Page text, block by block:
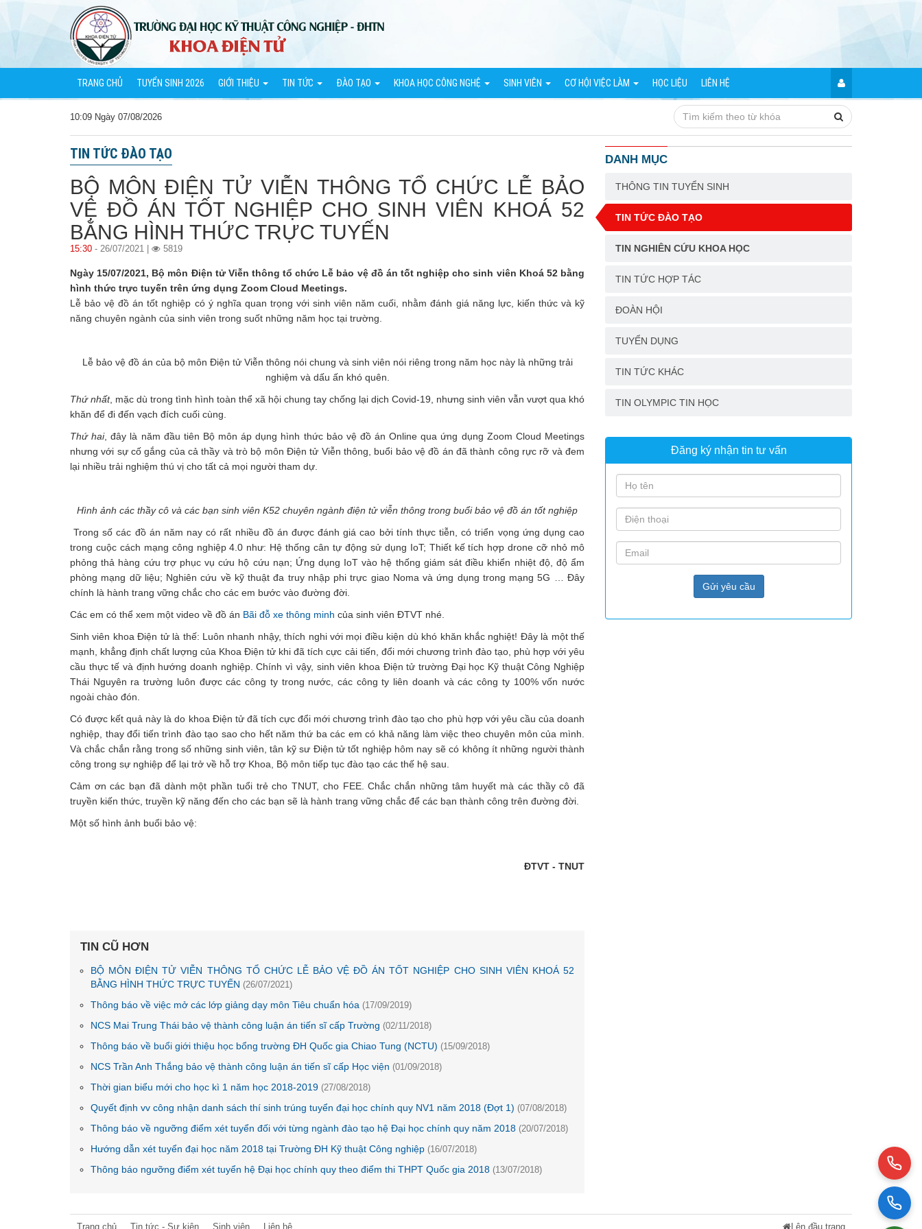
TRANG CHỦ TUYỂN SINH 2026 GIỚI THIỆU TIN TỨC ĐÀO TẠO KHOA HỌC CÔNG NGHỆ SINH VIÊN CƠ HỘI VIỆC LÀM HỌC LIỆU LIÊN HỆ
10:09 Ngày 07/08/2026
TIN TỨC ĐÀO TẠO
BỘ MÔN ĐIỆN TỬ VIỄN THÔNG TỔ CHỨC LỄ BẢO
VỆ ĐỒ ÁN TỐT NGHIỆP CHO SINH VIÊN KHOÁ 52
BẰNG HÌNH THỨC TRỰC TUYẾN
15:30 - 26/07/2021 | 5819
Ngày 15/07/2021, Bộ môn Điện tử Viễn thông tổ chức Lễ bảo vệ đồ án tốt nghiệp cho sinh viên Khoá 52 bằng
hình thức trực tuyến trên ứng dụng Zoom Cloud Meetings.
Lễ bảo vệ đồ án tốt nghiệp có ý nghĩa quan trọng với sinh viên năm cuối, nhằm đánh giá năng lực, kiến thức và kỹ
năng chuyên ngành của sinh viên trong suốt những năm học tại trường.
Lễ bảo vệ đồ án của bộ môn Điện tử Viễn thông nói chung và sinh viên nói riêng trong năm học này là những trải
nghiệm và dấu ấn khó quên.
Thứ nhất, mặc dù trong tình hình toàn thể xã hội chung tay chống lại dịch Covid-19, nhưng sinh viên vẫn vượt qua khó
khăn để đi đến vạch đích cuối cùng.
Thứ hai, đây là năm đầu tiên Bộ môn áp dụng hình thức bảo vệ đồ án Online qua ứng dụng Zoom Cloud Meetings
nhưng với sự cố gắng của cả thầy và trò bộ môn Điện tử Viễn thông, buổi bảo vệ đồ án đã thành công rực rỡ và đem
lại nhiều trải nghiệm thú vị cho tất cả mọi người tham dự.
Hình ảnh các thầy cô và các bạn sinh viên K52 chuyên ngành điện tử viễn thông trong buổi bảo vệ đồ án tốt nghiệp
Trong số các đồ án năm nay có rất nhiều đồ án được đánh giá cao bởi tính thực tiễn, có triển vọng ứng dụng cao
trong cuộc cách mạng công nghiệp 4.0 như: Hệ thống cân tự động sử dụng IoT; Thiết kế tích hợp drone cỡ nhỏ mô
phỏng thả hàng cứu trợ phục vụ cứu hộ cứu nạn; Ứng dụng IoT vào hệ thống giám sát điều khiển nhiệt độ, độ ẩm
phòng mạng dữ liệu; Nghiên cứu về kỹ thuật đa truy nhập phi trực giao Noma và ứng dụng trong mạng 5G … Đây
chính là hành trang vững chắc cho các em bước vào đường đời.
Các em có thể xem một video về đồ án Bãi đỗ xe thông minh của sinh viên ĐTVT nhé.
Sinh viên khoa Điện tử là thế: Luôn nhanh nhậy, thích nghi với mọi điều kiện dù khó khăn khắc nghiệt! Đây là một thế
mạnh, khẳng định chất lượng của Khoa Điện tử khi đã tích cực cải tiến, đổi mới chương trình đào tạo, phù hợp với yêu
cầu thực tế và định hướng doanh nghiệp. Chính vì vậy, sinh viên khoa Điện tử trường Đại học Kỹ thuật Công Nghiệp
Thái Nguyên ra trường luôn được các công ty trong nước, các công ty liên doanh và các công ty 100% vốn nước
ngoài chào đón.
Có được kết quả này là do khoa Điện tử đã tích cực đổi mới chương trình đào tạo cho phù hợp với yêu cầu của doanh
nghiệp, thay đổi tiến trình đào tạo sao cho hết năm thứ ba các em có khả năng làm việc theo chuyên môn của mình.
Và chắc chắn rằng trong số những sinh viên, tân kỹ sư Điện tử tốt nghiệp hôm nay sẽ có không ít những người thành
công trong sự nghiệp để lại trở về hỗ trợ Khoa, Bộ môn tiếp tục đào tạo các thế hệ sau.
Cảm ơn các bạn đã dành một phần tuổi trẻ cho TNUT, cho FEE. Chắc chắn những tâm huyết mà các thầy cô đã
truyền kiến thức, truyền kỹ năng đến cho các bạn sẽ là hành trang vững chắc để các bạn thành công trên đường đời.
Một số hình ảnh buổi bảo vệ:
ĐTVT - TNUT
TIN CŨ HƠN
BỘ MÔN ĐIỆN TỬ VIỄN THÔNG TỔ CHỨC LỄ BẢO VỆ ĐỒ ÁN TỐT NGHIỆP CHO SINH VIÊN KHOÁ 52
BẰNG HÌNH THỨC TRỰC TUYẾN (26/07/2021)
Thông báo về việc mở các lớp giảng dạy môn Tiêu chuẩn hóa (17/09/2019)
NCS Mai Trung Thái bảo vệ thành công luận án tiến sĩ cấp Trường (02/11/2018)
Thông báo về buổi giới thiệu học bổng trường ĐH Quốc gia Chiao Tung (NCTU) (15/09/2018)
NCS Trần Anh Thắng bảo vệ thành công luận án tiến sĩ cấp Học viện (01/09/2018)
Thời gian biểu mới cho học kì 1 năm học 2018-2019 (27/08/2018)
Quyết định vv công nhận danh sách thí sinh trúng tuyển đại học chính quy NV1 năm 2018 (Đợt 1) (07/08/2018)
Thông báo về ngưỡng điểm xét tuyển đối với từng ngành đào tạo hệ Đại học chính quy năm 2018 (20/07/2018)
Hướng dẫn xét tuyển đại học năm 2018 tại Trường ĐH Kỹ thuật Công nghiệp (16/07/2018)
Thông báo ngưỡng điểm xét tuyển hệ Đại học chính quy theo điểm thi THPT Quốc gia 2018 (13/07/2018)
DANH MỤC
THÔNG TIN TUYỂN SINH
TIN TỨC ĐÀO TẠO
TIN NGHIÊN CỨU KHOA HỌC
TIN TỨC HỢP TÁC
ĐOÀN HỘI
TUYỂN DỤNG
TIN TỨC KHÁC
TIN OLYMPIC TIN HỌC
Đăng ký nhận tin tư vấn
Gửi yêu cầu
Trang chủ Tin tức - Sự kiện Sinh viên Liên hệ Lên đầu trang